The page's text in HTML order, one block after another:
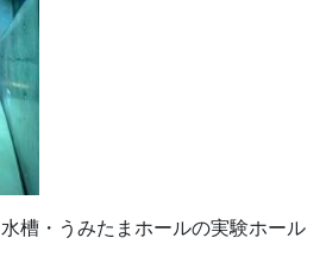
槽・うみたまホールの実験ホール